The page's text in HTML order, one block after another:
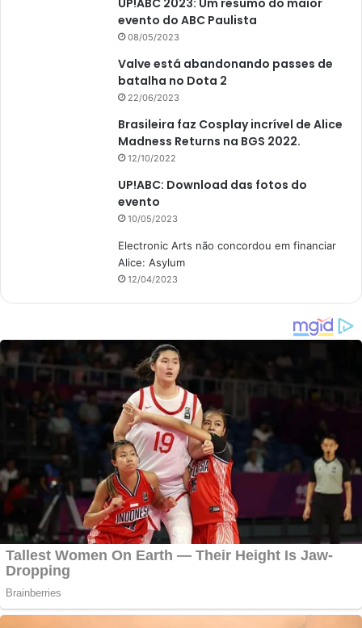
evento do ABC Paulista
08/05/2023
Valve está abandonando passes de
batalha no Dota 2
22/06/2023
Brasileira faz Cosplay incrível de Alice
Madness Returns na BGS 2022.
12/10/2022
UP!ABC: Download das fotos do
evento
10/05/2023
Electronic Arts não concordou em financiar
Alice: Asylum
12/04/2023